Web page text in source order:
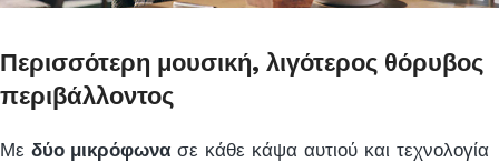
Περισσότερη μουσική, λιγότερος θόρυβος
περιβάλλοντος
Με δύο μικρόφωνα σε κάθε κάψα αυτιού και τεχνολογία